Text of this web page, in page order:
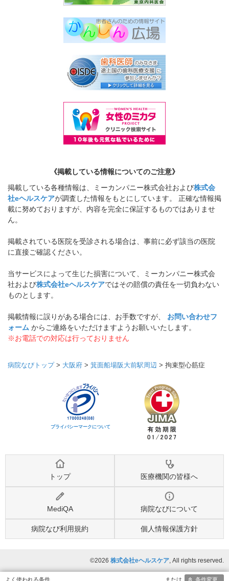
《掲載している情報についてのご注意》
掲載している各種情報は、ミーカンパニー株式会社および株式会
社eヘルスケアが調査した情報をもとにしています。 正確な情報掲
載に努めておりますが、内容を完全に保証するものではありませ
ん。
掲載されている医院を受診される場合は、事前に必ず該当の医院
に直接ご確認ください。
当サービスによって生じた損害について、ミーカンパニー株式会
社および株式会社eヘルスケアではその賠償の責任を一切負わない
ものとします。
掲載情報に誤りがある場合には、お手数ですが、 お問い合わせフ
ォーム からご連絡をいただけますようお願いいたします。
※お電話での対応は行っておりません
病院なびトップ> 大阪府 > 箕面船場阪大前駅周辺 > 拘束型心筋症
プライバシーマークについて
トップ 医療機関の皆様へ
MediQA 病院なびについて
病院なび利用規約 個人情報保護方針
©2026 株式会社eヘルスケア, All rights reserved.
条件変更